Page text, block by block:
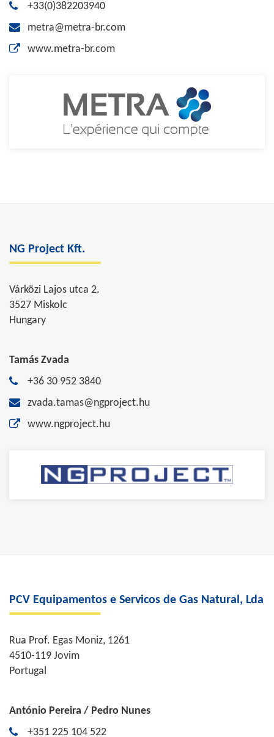
+33(0)382203940
metra@metra-br.com
www.metra-br.com
NG Project Kft.
Várközi Lajos utca 2.
3527 Miskolc
Hungary
Tamás Zvada
+36 30 952 3840
zvada.tamas@ngproject.hu
www.ngproject.hu
PCV Equipamentos e Servicos de Gas Natural, Lda
Rua Prof. Egas Moniz, 1261
4510-119 Jovim
Portugal
António Pereira / Pedro Nunes
+351 225 104 522